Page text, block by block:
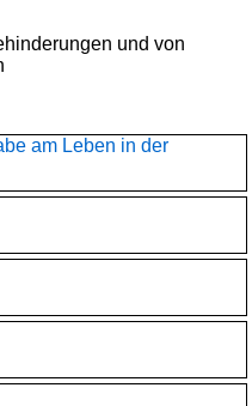
und von
am Leben in der